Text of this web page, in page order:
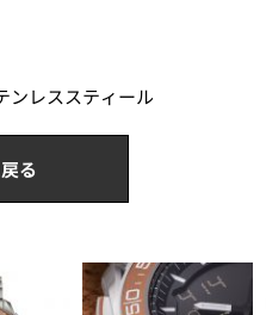
ンレススティール
る